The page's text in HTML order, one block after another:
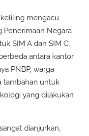
mengacu
Penerimaan Negara
SIM A dan SIM C,
antara kantor
PNBP, warga
tambahan untuk
yang dilakukan
dianjurkan,